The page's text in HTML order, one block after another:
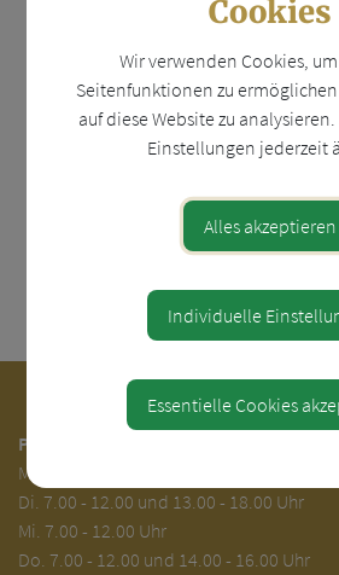
⇐ zurück
Parteienverkehr:
Mo.
Di. 7.00 - 12.00 und 13.00 - 18.00 Uhr
Mi. 7.00 - 12.00 Uhr
Do. 7.00 - 12.00 und 14.00 - 16.00 Uhr
Cookies
Wir verwenden Cookies,
Seitenfunktionen zu
auf diese Website zu
Einstellungen jederzeit
Alles akzeptieren
Individuelle
Essentielle Cookies